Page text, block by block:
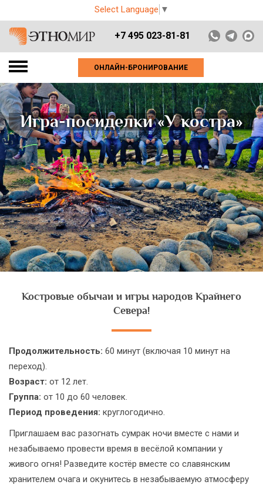
Select Language ▼
+7 495 023-81-81
ОНЛАЙН-БРОНИРОВАНИЕ
Игра-посиделки «У костра»
Костровые обычаи и игры народов Крайнего
Севера!
Продолжительность: 60 минут (включая 10 минут на
переход).
Возраст: от 12 лет.
Группа: от 10 до 60 человек.
Период проведения: круглогодично.
Приглашаем вас разогнать сумрак ночи вместе с нами и
незабываемо провести время в весёлой компании у
живого огня! Разведите костёр вместе со славянским
хранителем очага и окунитесь в незабываемую атмосферу